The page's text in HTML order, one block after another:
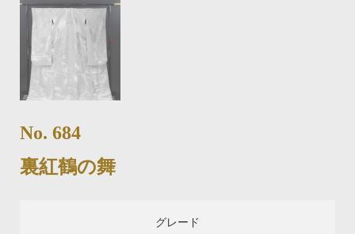
No. 684
裏紅鶴の舞
グレード